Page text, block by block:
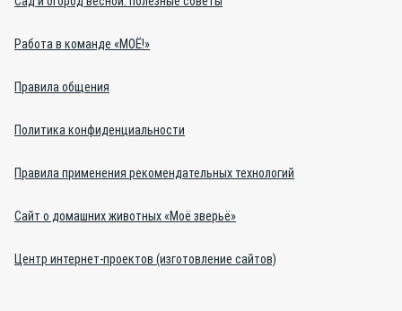
Работа в команде «МОЁ!»
Правила общения
Политика конфиденциальности
Правила применения рекомендательных технологий
Сайт о домашних животных «Моё зверьё»
Центр интернет-проектов (изготовление сайтов)